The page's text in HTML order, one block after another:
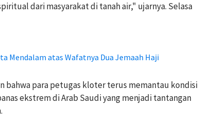
dari masyarakat di tanah air," ujarnya. Selasa
Mendalam atas Wafatnya Dua Jemaah Haji
bahwa para petugas kloter terus memantau kondisi
ekstrem di Arab Saudi yang menjadi tantangan